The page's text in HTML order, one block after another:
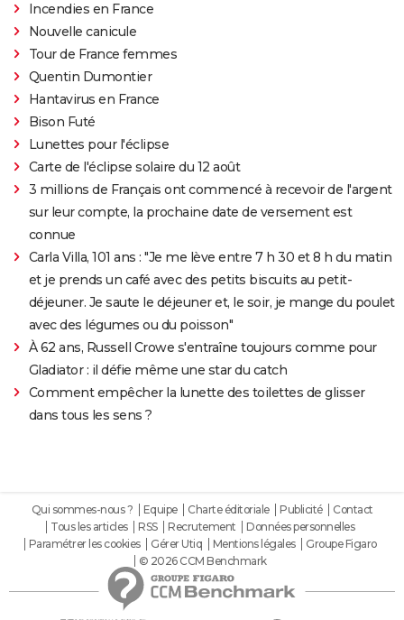
Incendies en France
Nouvelle canicule
Tour de France femmes
Quentin Dumontier
Hantavirus en France
Bison Futé
Lunettes pour l'éclipse
Carte de l'éclipse solaire du 12 août
3 millions de Français ont commencé à recevoir de l'argent
sur leur compte, la prochaine date de versement est
connue
Carla Villa, 101 ans : "Je me lève entre 7 h 30 et 8 h du matin
et je prends un café avec des petits biscuits au petit-
déjeuner. Je saute le déjeuner et, le soir, je mange du poulet
avec des légumes ou du poisson"
À 62 ans, Russell Crowe s'entraîne toujours comme pour
Gladiator : il défie même une star du catch
Comment empêcher la lunette des toilettes de glisser
dans tous les sens ?
Qui sommes-nous ? Equipe Charte éditoriale Publicité
Contact
Tous les articles
RSS Recrutement
Données personnelles
Paramétrer les cookies
Gérer Utiq Mentions légales
Groupe Figaro
© 2026 CCM Benchmark